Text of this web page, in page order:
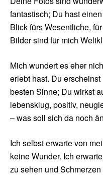
fantastisch; Du hast
Blick fürs Wesentliche,
Bilder sind für mich
Mich wundert es eher
erlebt hast. Du
besten Sinne; Du wirkst
lebensklug, positiv,
– was soll sich da noch
Ich selbst erwarte von
keine Wunder. Ich
zu sehen und